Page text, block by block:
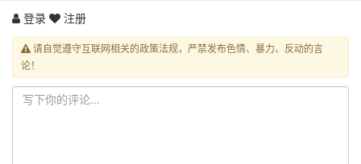
登录 注册
请自觉遵守互联网相关的政策法规，严禁发布色情、暴力、反动的言
论！